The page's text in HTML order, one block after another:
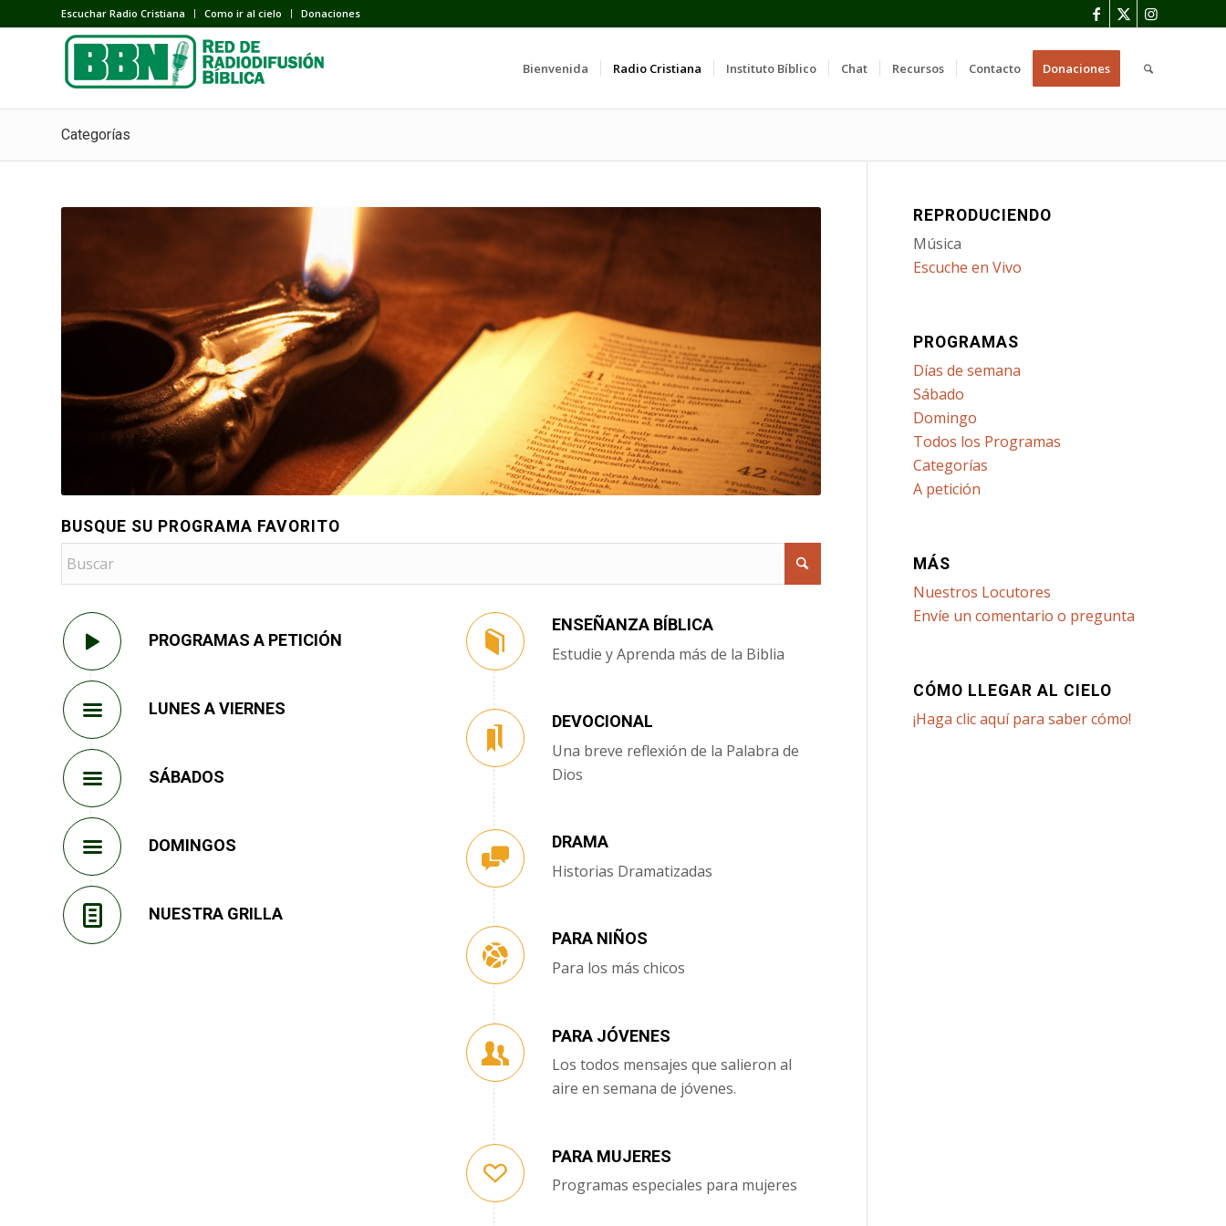
Escuchar Radio Cristiana Como ir al cielo Donaciones
Bienvenida Radio Cristiana Instituto Bíblico Chat Recursos Contacto Donaciones
Categorías
BUSQUE SU PROGRAMA FAVORITO
PROGRAMAS A PETICIÓN
LUNES A VIERNES
SÁBADOS
DOMINGOS
NUESTRA GRILLA
ENSEÑANZA BÍBLICA
Estudie y Aprenda más de la Biblia
DEVOCIONAL
Una breve reflexión de la Palabra de
Dios
DRAMA
Historias Dramatizadas
PARA NIÑOS
Para los más chicos
PARA JÓVENES
Los todos mensajes que salieron al
aire en semana de jóvenes.
PARA MUJERES
Programas especiales para mujeres
REPRODUCIENDO
Música
Escuche en Vivo
PROGRAMAS
Días de semana
Sábado
Domingo
Todos los Programas
Categorías
A petición
MÁS
Nuestros Locutores
Envíe un comentario o pregunta
CÓMO LLEGAR AL CIELO
¡Haga clic aquí para saber cómo!